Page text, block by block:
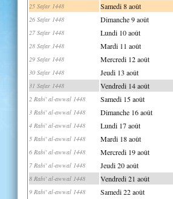
25 Safar 1448 Samedi 8 août
26 Safar 1448 Dimanche 9 août
27 Safar 1448 Lundi 10 août
28 Safar 1448 Mardi 11 août
29 Safar 1448 Mercredi 12 août
30 Safar 1448 Jeudi 13 août
31 Safar 1448 Vendredi 14 août
2 Rabi' al-awwal 1448 Samedi 15 août
3 Rabi' al-awwal 1448 Dimanche 16 août
4 Rabi' al-awwal 1448 Lundi 17 août
5 Rabi' al-awwal 1448 Mardi 18 août
6 Rabi' al-awwal 1448 Mercredi 19 août
7 Rabi' al-awwal 1448 Jeudi 20 août
8 Rabi' al-awwal 1448 Vendredi 21 août
9 Rabi' al-awwal 1448 Samedi 22 août